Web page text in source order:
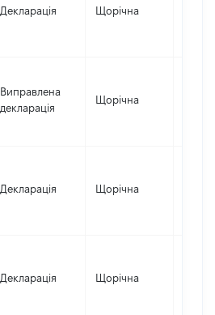
Декларація Щорічна
Виправлена
декларація
Щорічна
Декларація Щорічна
Декларація Щорічна